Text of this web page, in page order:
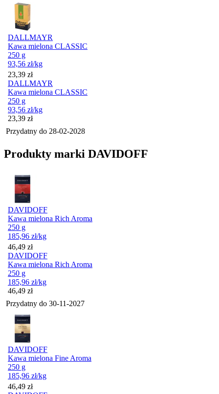
DALLMAYR
Kawa mielona CLASSIC
250 g
93,56 zł/kg
Cena
23,39 zł
DALLMAYR
Kawa mielona CLASSIC
250 g
93,56 zł/kg
Cena
23,39 zł
Przydatny do 28-02-2028
Produkty marki DAVIDOFF
DAVIDOFF
Kawa mielona Rich Aroma
250 g
185,96 zł/kg
Cena
46,49 zł
DAVIDOFF
Kawa mielona Rich Aroma
250 g
185,96 zł/kg
Cena
46,49 zł
Przydatny do 30-11-2027
DAVIDOFF
Kawa mielona Fine Aroma
250 g
185,96 zł/kg
Cena
46,49 zł